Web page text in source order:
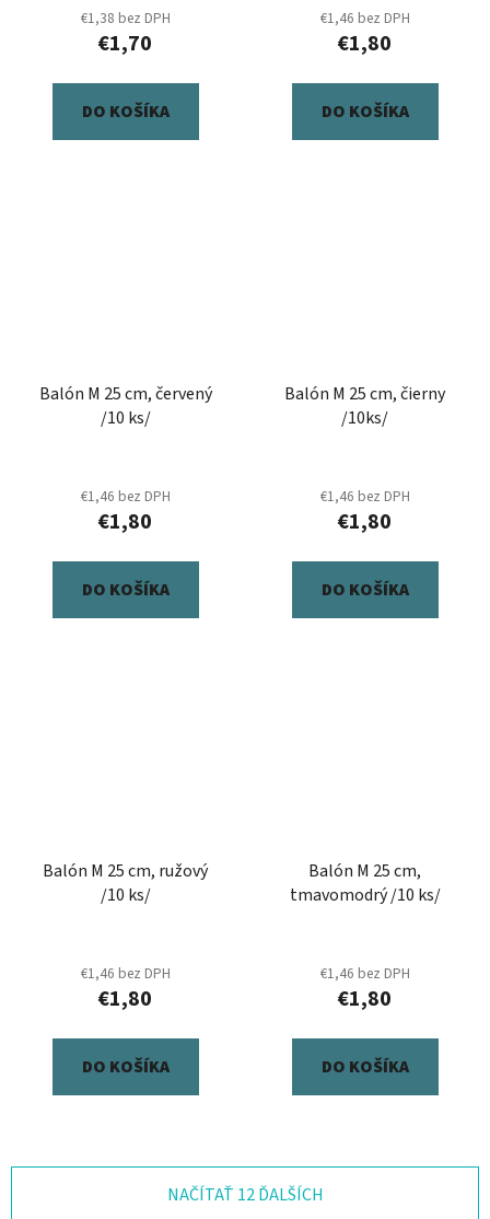
€1,38 bez DPH
€1,70
DO KOŠÍKA
€1,46 bez DPH
€1,80
DO KOŠÍKA
Balón M 25 cm, červený
/10 ks/
€1,46 bez DPH
€1,80
DO KOŠÍKA
Balón M 25 cm, čierny
/10ks/
€1,46 bez DPH
€1,80
DO KOŠÍKA
Balón M 25 cm, ružový
/10 ks/
€1,46 bez DPH
€1,80
DO KOŠÍKA
Balón M 25 cm,
tmavomodrý /10 ks/
€1,46 bez DPH
€1,80
DO KOŠÍKA
NAČÍTAŤ 12 ĎALŠÍCH